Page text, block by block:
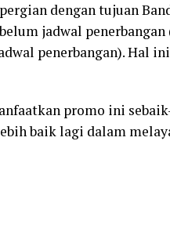
dengan tujuan
jadwal
penerbangan). Hal
promo ini
baik lagi dalam